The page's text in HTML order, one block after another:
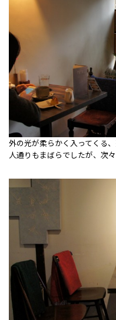
外の光が柔らかく入ってくる
人通りもまばらでしたが、次